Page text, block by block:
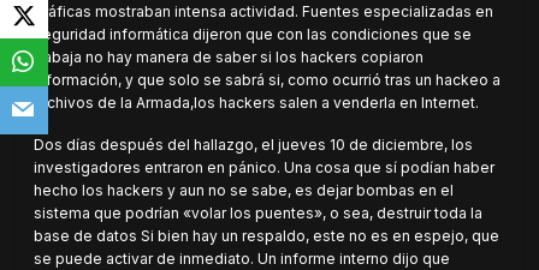
gráficas mostraban intensa actividad. Fuentes especializadas en
seguridad informática dijeron que con las condiciones que se
trabaja no hay manera de saber si los hackers copiaron
información, y que solo se sabrá si, como ocurrió tras un hackeo a
archivos de la Armada,los hackers salen a venderla en Internet.
Dos días después del hallazgo, el jueves 10 de diciembre, los
investigadores entraron en pánico. Una cosa que sí podían haber
hecho los hackers y aun no se sabe, es dejar bombas en el
sistema que podrían «volar los puentes», o sea, destruir toda la
base de datos Si bien hay un respaldo, este no es en espejo, que
se puede activar de inmediato. Un informe interno dijo que